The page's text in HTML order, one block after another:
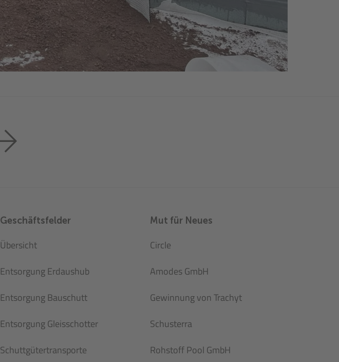
Geschäftsfelder
Übersicht
Entsorgung Erdaushub
Entsorgung Bauschutt
Entsorgung Gleisschotter
Schuttgütertransporte
Mut für Neues
Circle
Amodes GmbH
Gewinnung von Trachyt
Schusterra
Rohstoff Pool GmbH